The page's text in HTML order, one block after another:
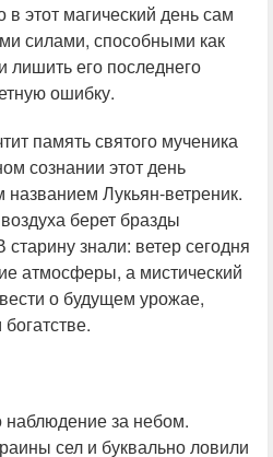
этот магический день сам
силами, способными как
лишить его последнего
ошибку.
память святого мученика
сознании этот день
названием Лукьян-ветреник.
берет бразды
знали: ветер сегодня
атмосферы, а мистический
о будущем урожае,
за небом.
сел и буквально ловили